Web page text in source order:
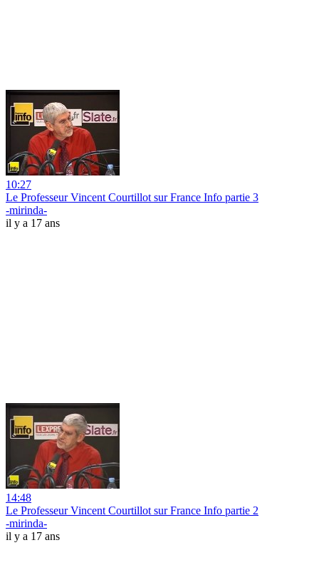
10:27
Le Professeur Vincent Courtillot sur France Info partie 3
-mirinda-
il y a 17 ans
14:48
Le Professeur Vincent Courtillot sur France Info partie 2
-mirinda-
il y a 17 ans